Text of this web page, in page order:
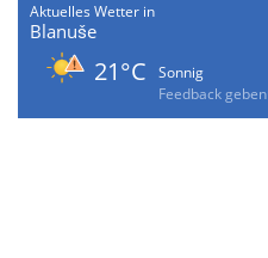
Aktuelles Wetter in
Blanuše
21°C
Sonnig
Feedback geben